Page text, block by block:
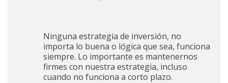
Ninguna estrategia de inversión, no
importa lo buena o lógica que sea, funciona
siempre. Lo importante es mantenernos
firmes con nuestra estrategia, incluso
cuando no funciona a corto plazo.